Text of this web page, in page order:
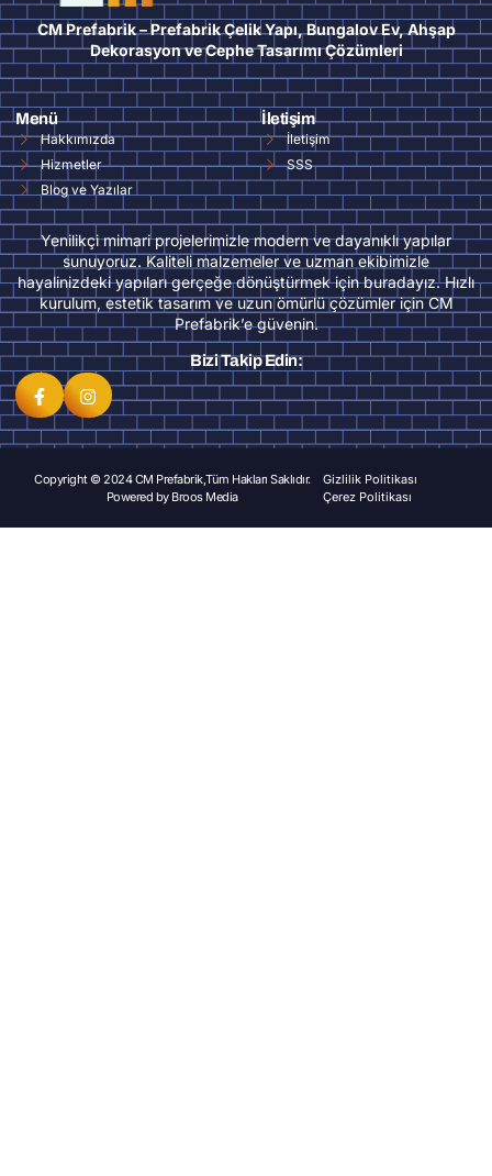
CM Prefabrik – Prefabrik Çelik Yapı, Bungalov Ev, Ahşap
Dekorasyon ve Cephe Tasarımı Çözümleri
Menü
Hakkımızda
Hizmetler
Blog ve Yazılar
İletişim
İletişim
SSS
Yenilikçi mimari projelerimizle modern ve dayanıklı yapılar
sunuyoruz. Kaliteli malzemeler ve uzman ekibimizle
hayalinizdeki yapıları gerçeğe dönüştürmek için buradayız. Hızlı
kurulum, estetik tasarım ve uzun ömürlü çözümler için CM
Prefabrik’e güvenin.
Bizi Takip Edin:
Copyright © 2024 CM Prefabrik,Tüm Hakları Saklıdır.
Powered by Broos Media
Gizlilik Politikası
Çerez Politikası